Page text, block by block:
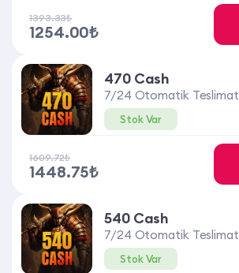
1393.33₺
1254.00₺
470 Cash
7/24 Otomatik Teslimat
Stok Var
1609.72₺
1448.75₺
540 Cash
7/24 Otomatik Teslimat
Stok Var